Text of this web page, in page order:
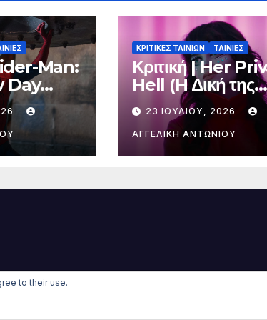
Man:
Day
Μέρα)
ΚΡΙΤΙΚΕΣ ΤΑΙΝΙΩΝ ΤΑΙΝΙΕΣ
Κριτική | Her
Hell (H Δική της
Κόλαση)
23 ΙΟΥΛΊΟΥ, 2026
ΑΓΓΕΛΙΚΉ ΑΝΤΩΝΊΟΥ
to their use.